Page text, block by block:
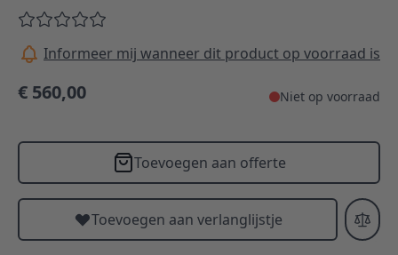
Informeer mij wanneer dit product op voorraad is
€ 560,00 Niet op voorraad
Toevoegen aan offerte
Toevoegen aan verlanglijstje